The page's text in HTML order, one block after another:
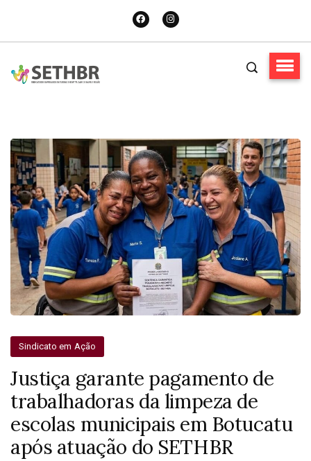
Sindicato em Ação
Justiça garante pagamento de
trabalhadoras da limpeza de
escolas municipais em Botucatu
após atuação do SETHBR